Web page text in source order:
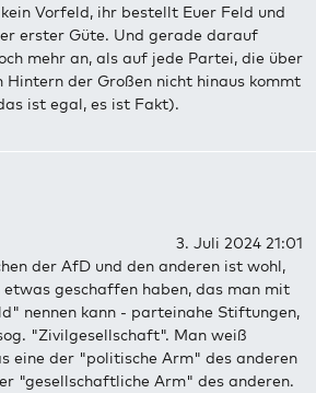
Vorfeld, ihr bestellt Euer Feld und
erster Güte. Und gerade darauf
mehr an, als auf jede Partei, die über
Hintern der Großen nicht hinaus kommt
ist egal, es ist Fakt).
3. Juli 2024 21:01
der AfD und den anderen ist wohl,
etwas geschaffen haben, das man mit
nennen kann - parteinahe Stiftungen,
"Zivilgesellschaft". Man weiß
eine der "politische Arm" des anderen
"gesellschaftliche Arm" des anderen.